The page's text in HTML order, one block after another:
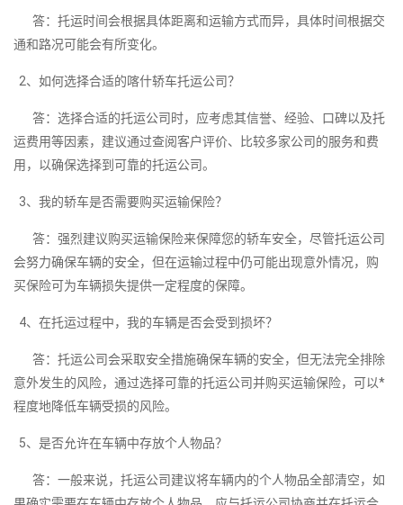
答：托运时间会根据具体距离和运输方式而异，具体时间根据交
通和路况可能会有所变化。
2、如何选择合适的喀什轿车托运公司？
答：选择合适的托运公司时，应考虑其信誉、经验、口碑以及托
运费用等因素，建议通过查阅客户评价、比较多家公司的服务和费
用，以确保选择到可靠的托运公司。
3、我的轿车是否需要购买运输保险？
答：强烈建议购买运输保险来保障您的轿车安全，尽管托运公司
会努力确保车辆的安全，但在运输过程中仍可能出现意外情况，购
买保险可为车辆损失提供一定程度的保障。
4、在托运过程中，我的车辆是否会受到损坏？
答：托运公司会采取安全措施确保车辆的安全，但无法完全排除
意外发生的风险，通过选择可靠的托运公司并购买运输保险，可以*
程度地降低车辆受损的风险。
5、是否允许在车辆中存放个人物品？
答：一般来说，托运公司建议将车辆内的个人物品全部清空，如